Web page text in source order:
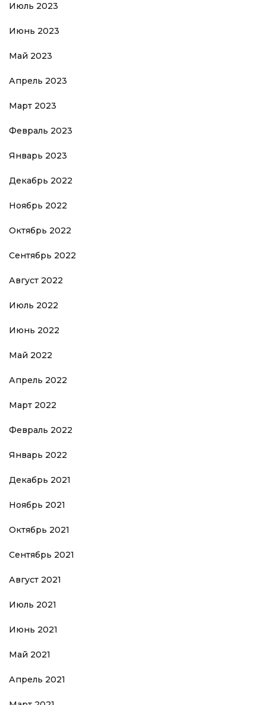
Июль 2023
Июнь 2023
Май 2023
Апрель 2023
Март 2023
Февраль 2023
Январь 2023
Декабрь 2022
Ноябрь 2022
Октябрь 2022
Сентябрь 2022
Август 2022
Июль 2022
Июнь 2022
Май 2022
Апрель 2022
Март 2022
Февраль 2022
Январь 2022
Декабрь 2021
Ноябрь 2021
Октябрь 2021
Сентябрь 2021
Август 2021
Июль 2021
Июнь 2021
Май 2021
Апрель 2021